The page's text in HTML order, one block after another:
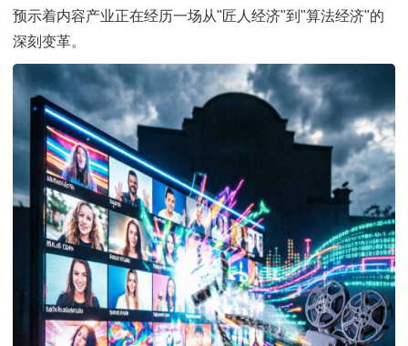
预示着内容产业正在经历一场从"匠人经济"到"算法经济"的
深刻变革。